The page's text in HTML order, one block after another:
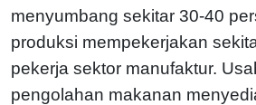
menyumbang sekitar 30-40
produksi mempekerjakan
pekerja sektor manufaktur.
pengolahan makanan